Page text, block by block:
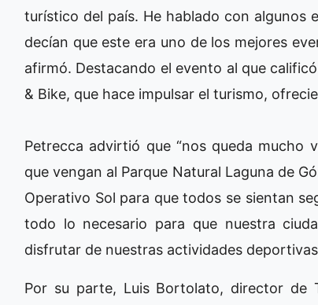
turístico del país. He hablado con algunos
decían que este era uno de los mejores
afirmó. Destacando el evento al que
& Bike, que hace impulsar el turismo,
Petrecca advirtió que “nos queda mucho
que vengan al Parque Natural Laguna de
Operativo Sol para que todos se sientan
todo lo necesario para que nuestra
disfrutar de nuestras actividades
Por su parte, Luis Bortolato, director de